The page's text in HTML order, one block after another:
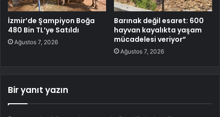
İzmir’de Şampiyon Boğa
480 Bin TL’ye Satıldı
Ağustos 7, 2026
Barınak değil esaret: 600
hayvan kayalıkta yaşam
mücadelesi veriyor”
Ağustos 7, 2026
Bir yanıt yazın